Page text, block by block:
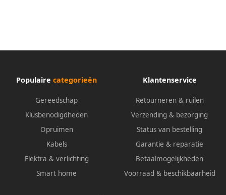
Populaire categorieën
Gereedschap
Klusbenodigdheden
Opruimen
Kabels
Elektra & verlichting
Smart home
Klantenservice
Retourneren & ruilen
Verzending & bezorging
Status van bestelling
Garantie & reparatie
Betaalmogelijkheden
Voorraad & beschikbaarheid